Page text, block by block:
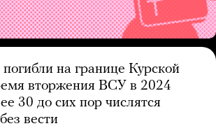
на границе Курской
вторжения ВСУ в 2024
30 до сих пор числятся
вести